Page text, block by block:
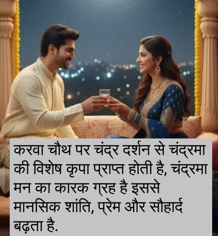
करवा चौथ पर चंद्र दर्शन से चंद्रमा
की विशेष कृपा प्राप्त होती है, चंद्रमा
मन का कारक ग्रह है इससे
मानसिक शांति, प्रेम और सौहार्द
बढ़ता है.